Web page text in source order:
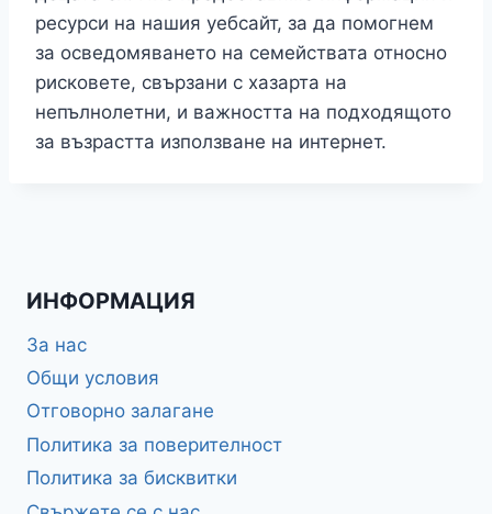
ресурси на нашия уебсайт, за да помогнем
за осведомяването на семействата относно
рисковете, свързани с хазарта на
непълнолетни, и важността на подходящото
за възрастта използване на интернет.
ИНФОРМАЦИЯ
За нас
Общи условия
Отговорно залагане
Политика за поверителност
Политика за бисквитки